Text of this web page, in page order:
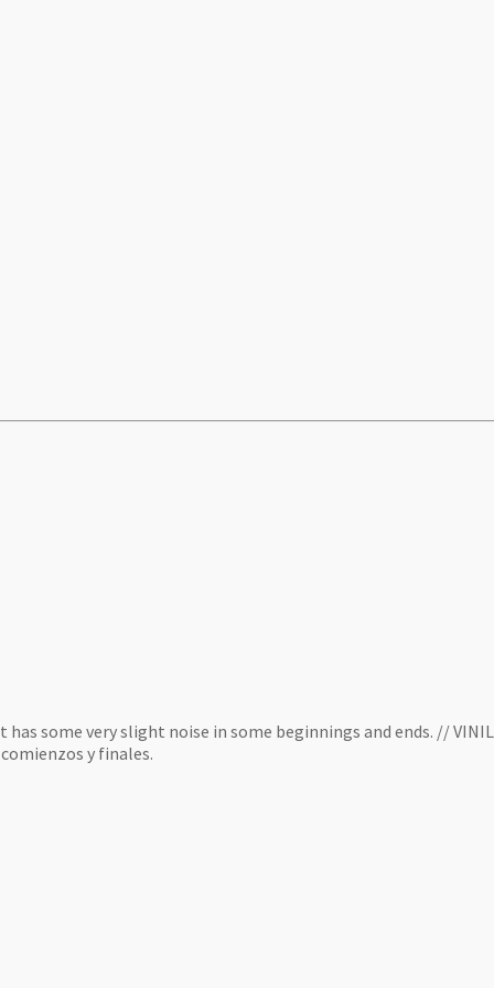
some very slight noise in some beginnings and ends. //
y finales.